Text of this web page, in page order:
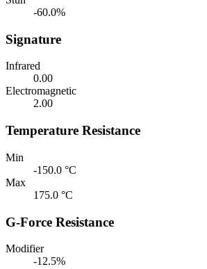
-60.0%
Signature
Infrared
0.00
Electromagnetic
2.00
Temperature Resistance
Min
-150.0 °C
Max
175.0 °C
G-Force Resistance
Modifier
-12.5%